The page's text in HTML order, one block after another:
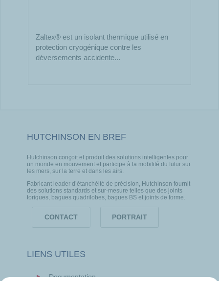
Zaltex® est un isolant thermique utilisé en
protection cryogénique contre les
déversements accidente...
HUTCHINSON EN BREF
Hutchinson conçoit et produit des solutions intelligentes pour
un monde en mouvement et participe à la mobilité du futur sur
les mers, sur la terre et dans les airs.
Fabricant leader d’étanchéité de précision, Hutchinson fournit
des solutions standards et sur-mesure telles que des joints
toriques, bagues quadrilobes, bagues BS et joints de forme.
CONTACT PORTRAIT
LIENS UTILES
Documentation